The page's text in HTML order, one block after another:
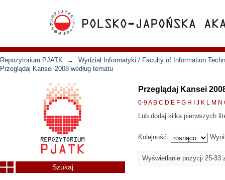
Repozytorium PJATK →
Wydział Informatyki / Faculty of Information
Przeglądaj Kansei 2008 według tematu
Przeglądaj Kansei
0-9A B C D E F G H J K L M N
Lub dodaj kilka pierwszych
Kolejność:
Wyświetlanie pozycji 25-33
Szukaj